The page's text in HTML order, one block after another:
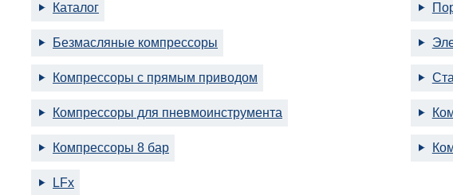
Каталог
Безмасляные компрессоры
Компрессоры с прямым приводом
Компрессоры для пневмоинструмента
Компрессоры 8 бар
LFx